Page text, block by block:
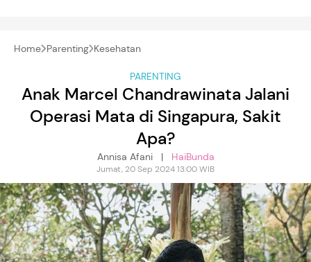
Home Parenting Kesehatan
PARENTING
Anak Marcel Chandrawinata Jalani
Operasi Mata di Singapura, Sakit
Apa?
Annisa Afani | HaiBunda
Jumat, 20 Sep 2024 13:00 WIB